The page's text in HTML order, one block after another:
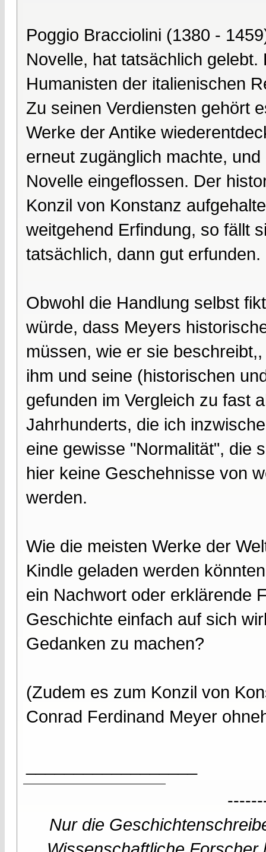
Poggio Bracciolini (1380 -
Novelle, hat tatsächlich
Humanisten der italienischen
Zu seinen Verdiensten gehört
Werke der Antike
erneut zugänglich machte,
Novelle eingeflossen. Der
Konzil von Konstanz
weitgehend Erfindung, so fällt
tatsächlich, dann gut erfunden.
Obwohl die Handlung selbst
würde, dass Meyers
müssen, wie er sie
ihm und seine (historischen
gefunden im Vergleich zu fast
Jahrhunderts, die ich
eine gewisse "Normalität", die
hier keine Geschehnisse von
werden.
Wie die meisten Werke der
Kindle geladen werden
ein Nachwort oder erklärende
Geschichte einfach auf sich
Gedanken zu machen?
(Zudem es zum Konzil von
Conrad Ferdinand Meyer
Nur die